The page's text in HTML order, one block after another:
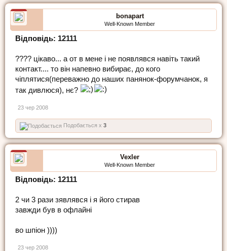
bonapart
Well-Known Member
Відповідь: 12111
???? цікаво... а от в мене і не появлявся навіть такий
контакт.... то він напевно вибирає, до кого
чіплятися(переважно до наших панянок-форумчанок, я
так дивлюся), нє?
23 чер 2008
Подобається x 3
Vexler
Well-Known Member
Відповідь: 12111
2 чи 3 рази зявлявся і я його стирав
завжди був в офлайні
во шпіон ))))
23 чер 2008